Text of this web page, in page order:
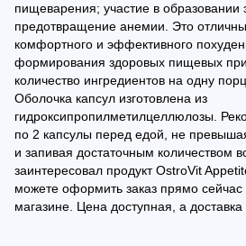
пищеварения; участие в образовании
предотвращение анемии. Это
комфортного и эффективного
формирования здоровых пищевых
количество ингредиентов на одну
Оболочка капсул изготовлена из
гидроксипропилметилцеллюлозы.
по 2 капсулы перед едой, не
и запивая достаточным количеством
заинтересовал продукт OstroVit
можете оформить заказ прямо
магазине. Цена доступная, а